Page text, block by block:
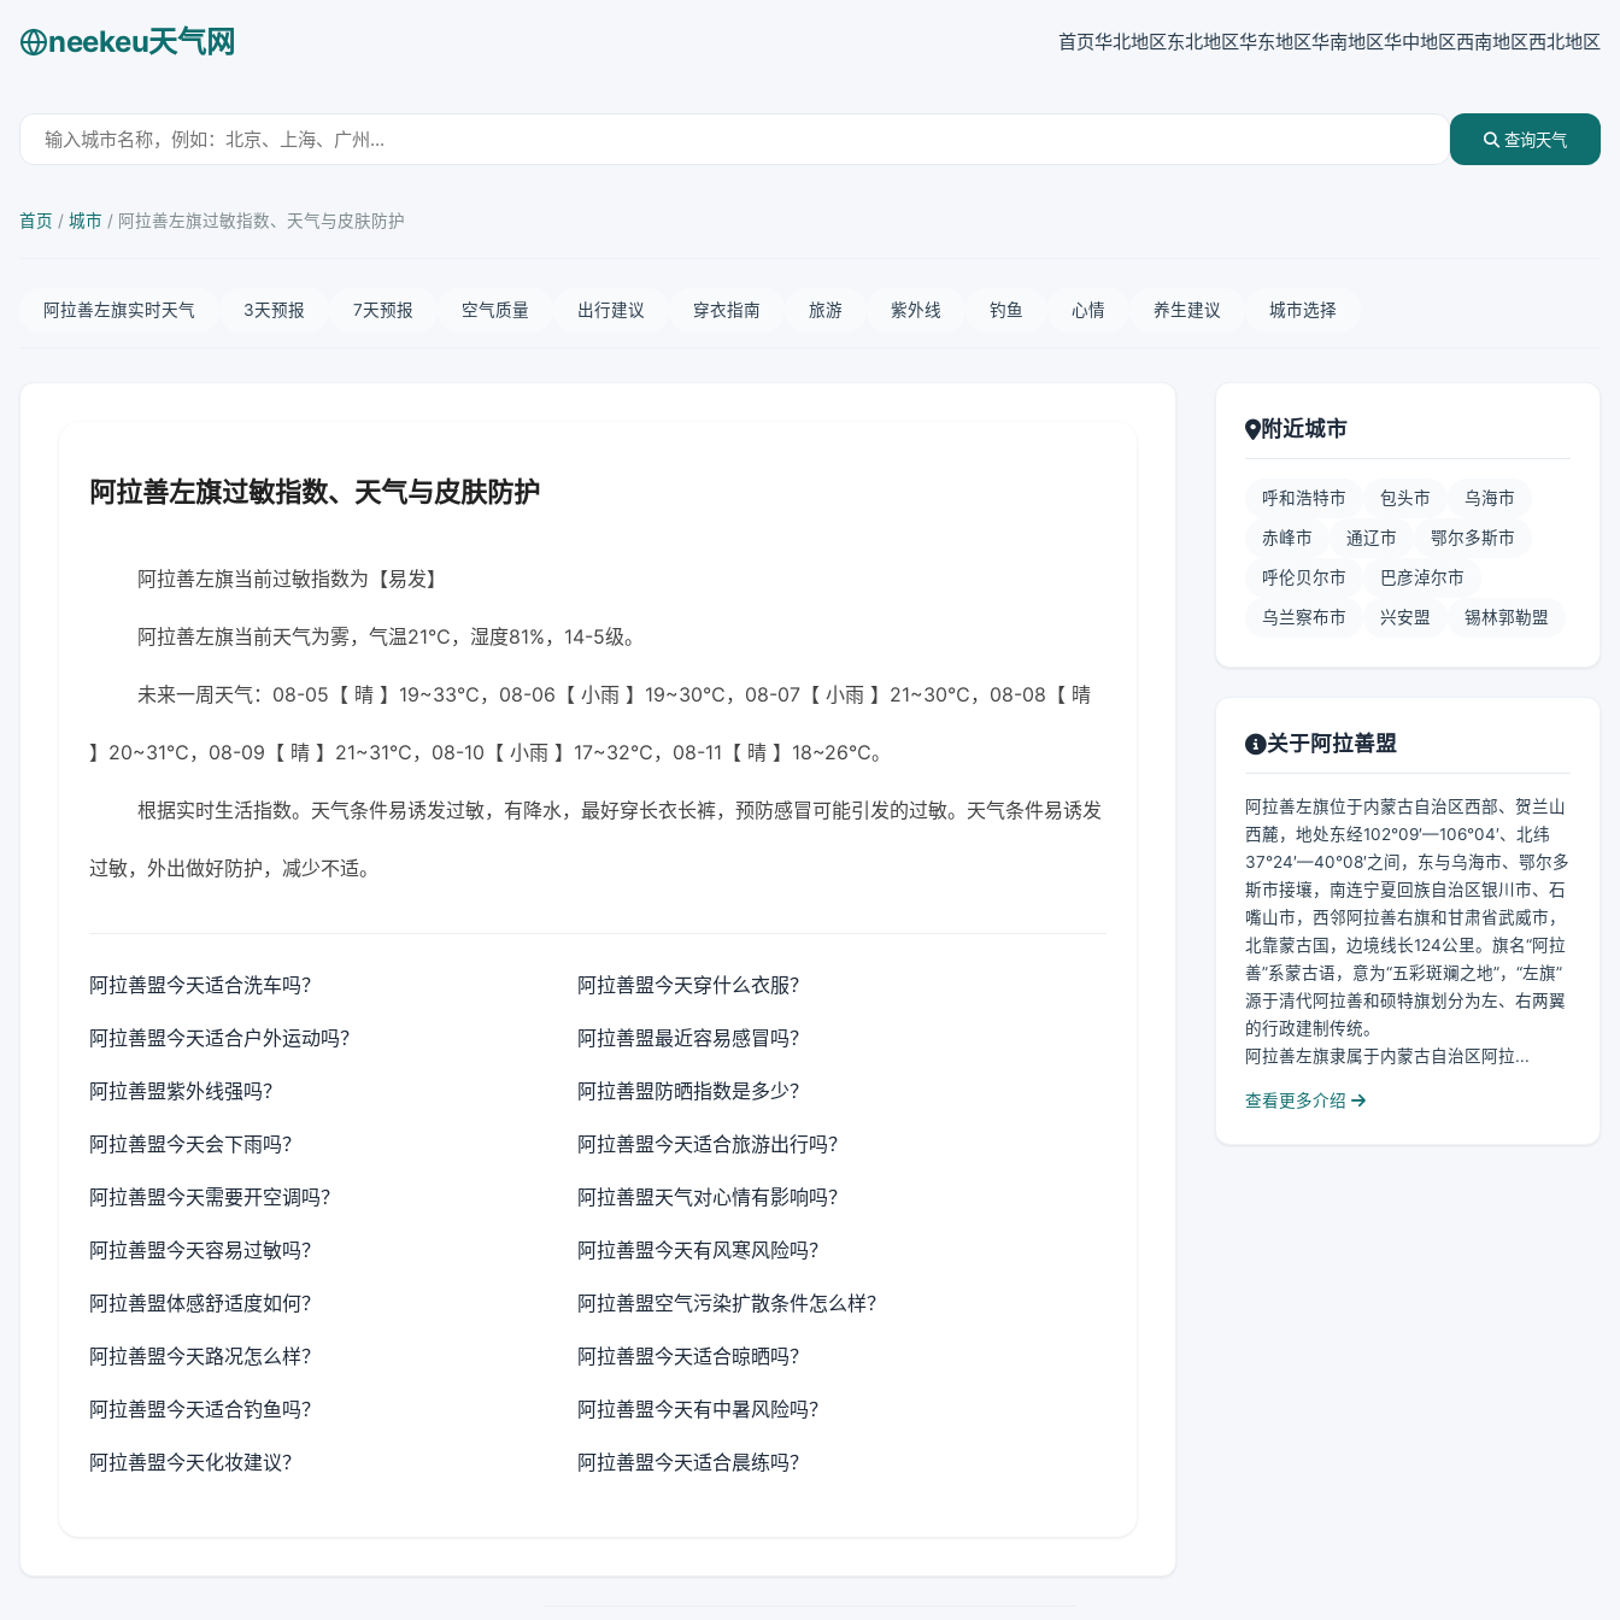
neekeu天气网 首页华北地区东北地区华东地区华南地区华中地区西南地区西北地区
查询天气
首页 / 城市 / 阿拉善左旗过敏指数、天气与皮肤防护
阿拉善左旗实时天气 3天预报 7天预报 空气质量 出行建议 穿衣指南 旅游 紫外线 钓鱼 心情 养生建议 城市选择
阿拉善左旗过敏指数、天气与皮肤防护
阿拉善左旗当前过敏指数为【易发】
阿拉善左旗当前天气为雾，气温21℃，湿度81%，14-5级。
未来一周天气：08-05【 晴 】19~33℃，08-06【 小雨 】19~30℃，08-07【 小雨 】21~30℃，08-08【 晴
】20~31℃，08-09【 晴 】21~31℃，08-10【 小雨 】17~32℃，08-11【 晴 】18~26℃。
根据实时生活指数。天气条件易诱发过敏，有降水，最好穿长衣长裤，预防感冒可能引发的过敏。天气条件易诱发
过敏，外出做好防护，减少不适。
阿拉善盟今天适合洗车吗？ 阿拉善盟今天穿什么衣服？
阿拉善盟今天适合户外运动吗？ 阿拉善盟最近容易感冒吗？
阿拉善盟紫外线强吗？ 阿拉善盟防晒指数是多少？
阿拉善盟今天会下雨吗？ 阿拉善盟今天适合旅游出行吗？
阿拉善盟今天需要开空调吗？ 阿拉善盟天气对心情有影响吗？
阿拉善盟今天容易过敏吗？ 阿拉善盟今天有风寒风险吗？
阿拉善盟体感舒适度如何？ 阿拉善盟空气污染扩散条件怎么样？
阿拉善盟今天路况怎么样？ 阿拉善盟今天适合晾晒吗？
阿拉善盟今天适合钓鱼吗？ 阿拉善盟今天有中暑风险吗？
阿拉善盟今天化妆建议？ 阿拉善盟今天适合晨练吗？
附近城市
呼和浩特市 包头市 乌海市
赤峰市 通辽市 鄂尔多斯市
呼伦贝尔市 巴彦淖尔市
乌兰察布市 兴安盟 锡林郭勒盟
关于阿拉善盟
阿拉善左旗位于内蒙古自治区西部、贺兰山
西麓，地处东经102°09′—106°04′、北纬
37°24′—40°08′之间，东与乌海市、鄂尔多
斯市接壤，南连宁夏回族自治区银川市、石
嘴山市，西邻阿拉善右旗和甘肃省武威市，
北靠蒙古国，边境线长124公里。旗名“阿拉
善”系蒙古语，意为“五彩斑斓之地”，“左旗”
源于清代阿拉善和硕特旗划分为左、右两翼
的行政建制传统。
阿拉善左旗隶属于内蒙古自治区阿拉...
查看更多介绍